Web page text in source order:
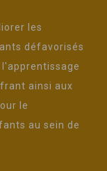
les
défavorisés
ainsi aux
le
au sein de